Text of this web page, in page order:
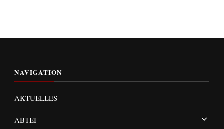
NAVIGATION
AKTUELLES
ABTEI